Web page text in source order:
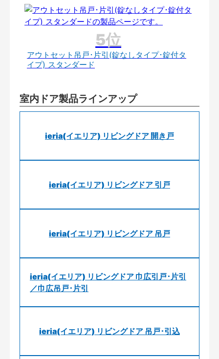
アウトセット吊戸･片引(錠なしタイプ･錠付タ
イプ) スタンダード
室内ドア製品ラインアップ
ieria(イエリア) リビングドア 開き戸
ieria(イエリア) リビングドア 引戸
ieria(イエリア) リビングドア 吊戸
ieria(イエリア) リビングドア 巾広引戸･片引
／巾広吊戸･片引
ieria(イエリア) リビングドア 吊戸･引込